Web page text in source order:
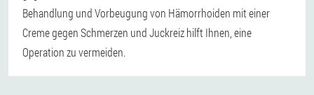
Behandlung und Vorbeugung von Hämorrhoiden mit einer
Creme gegen Schmerzen und Juckreiz hilft Ihnen, eine
Operation zu vermeiden.